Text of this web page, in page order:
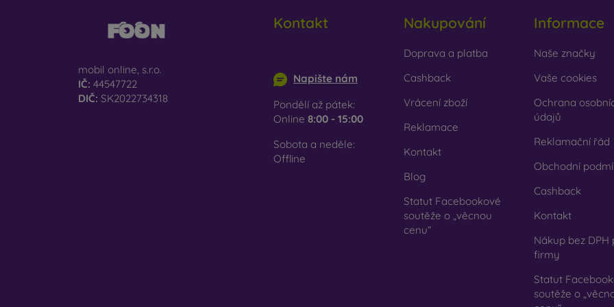
přírodě mohou 100 % rozložit. Důraz na životní prostředí je dnes
Na našem e-shopu FOON najdete desítky zajímavých krytů na
mobil online, s.r.o.
IČ: 44547722
DIČ: SK2022734318
Kontakt
Napište nám
Pondělí až pátek:
Online 8:00 - 15:00
Sobota a neděle:
Offline
Nakupování
Doprava a platba
Cashback
Vrácení zboží
Reklamace
Kontakt
Blog
Statut Facebookové
soutěže o „věcnou
cenu“
Informace
Naše značky
Vaše cookies
Ochrana
údajů
Reklamační řád
Obchodní
Cashback
Kontakt
Nákup bez DPH
firmy
Statut
soutěže o